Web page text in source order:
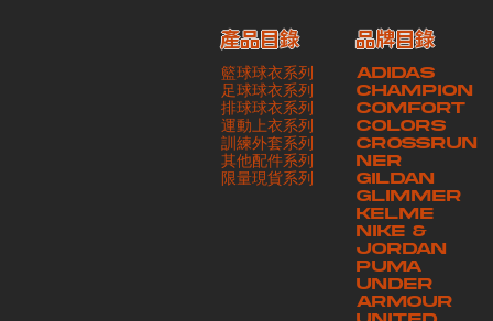
相關價目，貴客最終確認後將獲取正式完整單據，請安排繳付貨款訂金以
啟動貨品製作 4 / 商品印製 訂金核實後，4AM 團隊將隨即開始製作 5
/ 貨品提取 商品製作完成後，4AM 團隊將聯絡貴客安排貨款餘額及提取
貨品。貴客可選擇最適合的付款方式以及取貨安排
交易單據。如貴客欲更改電郵地址，請與 4AM 團隊聯絡 - 貴客的付款
記錄可透過電郵 或 WhatsApp平台（ 請註明訂單編號 ）交予4AM 團
隊核實有關款項 - 任何轉帳或換匯交易手續費等額外費用，一概不歸屬
本公司之責任 - 貴客請於收獲本公司正式訂購單據後 3 個工作天內安排
付款。如未能按期繳付所需款項，貴客須緻交因逾期所衍生之額外行政費
請與4AM團隊職員聯絡預約取貨時間｜​ ・ GoGoVan ｜即日完成配送
服務｜運費由貴客現金支付司機｜ ・ 順豐速運 ｜貨件運送需要多於2－
3個工作天｜到付｜​ - 貴客請於貨品可取日起之 10 個工作天內安排提取
貨品，如逾期未取，本公司將不予保存相關貨品。有關貨款訂金將不予歸
還，貴客仍須負責貨款餘額 - 貴客請於收貨時小心核對貨品數量及檢查
貨品品質 - 基於 S.F. Express / GoGoVan 等託運商為第三方服務，
本公司將保證貨品安全到達第三方手中。如第三方在運送過程中引致任何
有關貨品之遺失、損毀、誤投或運送延誤，本公司一律不負責
產品目錄
籃球球衣系列
足球球衣系列
排球球衣系列
運動上衣系列
訓練外套系列
其他配件系列
​限量現貨系列
ADIDAS
CHAMPION
COMFORT
COLORS
CROSSRUN
NER
GILDAN
GLIMMER
KELME
NIKE &
JORDAN
PUMA
UNDER
ARMOUR
品牌目錄